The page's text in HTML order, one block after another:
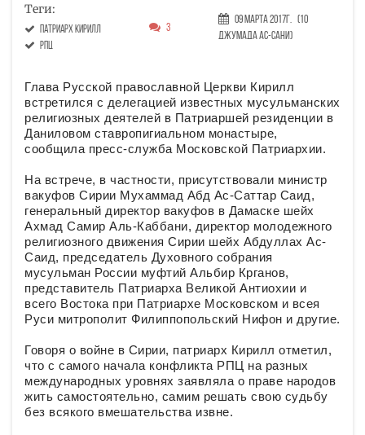
Теги:
Патриарх Кирилл
РПЦ
3
09 Марта 2017г. (10
Джумада ас-сани)
Глава Русской православной Церкви Кирилл
встретился с делегацией известных мусульманских
религиозных деятелей в Патриаршей резиденции в
Даниловом ставропигиальном монастыре,
сообщила пресс-служба Московской Патриархии.
На встрече, в частности, присутствовали министр
вакуфов Сирии Мухаммад Абд Ас-Саттар Саид,
генеральный директор вакуфов в Дамаске шейх
Ахмад Самир Аль-Каббани, директор молодежного
религиозного движения Сирии шейх Абдуллах Ас-
Саид, председатель Духовного собрания
мусульман России муфтий Альбир Крганов,
представитель Патриарха Великой Антиохии и
всего Востока при Патриархе Московском и всея
Руси митрополит Филиппопольский Нифон и другие.
Говоря о войне в Сирии, патриарх Кирилл отметил,
что с самого начала конфликта РПЦ на разных
международных уровнях заявляла о праве народов
жить самостоятельно, самим решать свою судьбу
без всякого вмешательства извне.